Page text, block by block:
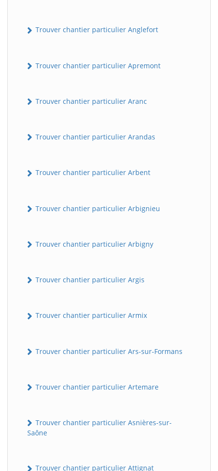
Trouver chantier particulier Anglefort
Trouver chantier particulier Apremont
Trouver chantier particulier Aranc
Trouver chantier particulier Arandas
Trouver chantier particulier Arbent
Trouver chantier particulier Arbignieu
Trouver chantier particulier Arbigny
Trouver chantier particulier Argis
Trouver chantier particulier Armix
Trouver chantier particulier Ars-sur-Formans
Trouver chantier particulier Artemare
Trouver chantier particulier Asnières-sur-
Saône
Trouver chantier particulier Attignat